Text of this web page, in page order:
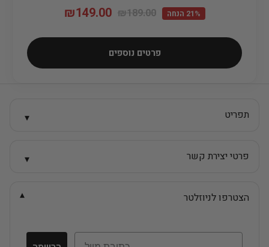
21% הנחה ₪189.00
₪149.00
פרטים נוספים
תפריט ▾
פרטי יצירת קשר ▾
הצטרפו לניוזלטר ▾